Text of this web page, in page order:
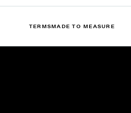
TERMSMADE TO MEASURE